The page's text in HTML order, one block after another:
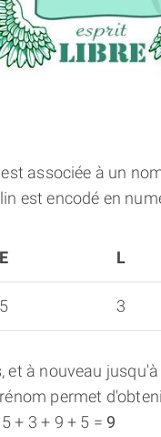
associée à un
est encodé en
E L
5 3
et à nouveau
permet
+ 3 + 9 + 5 = 9